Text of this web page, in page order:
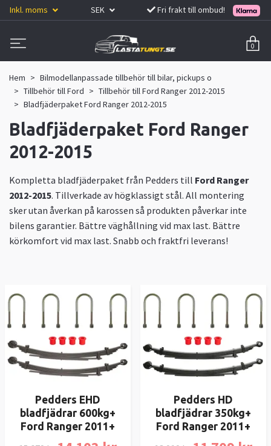
Inkl. moms SEK Fri frakt till ombud!
0
Hem
Bilmodellanpassade tillbehör till bilar, pickups o
Tillbehör till Ford
Tillbehör till Ford Ranger 2012-2015
Bladfjäderpaket Ford Ranger 2012-2015
Bladfjäderpaket Ford Ranger
2012-2015
Kompletta bladfjäderpaket från Pedders till Ford Ranger
2012-2015. Tillverkade av högklassigt stål. All montering
sker utan åverkan på karossen så produkten påverkar inte
bilens garantier. Bättre väghållning vid max last. Bättre
körkomfort vid max last. Snabb och fraktfri leverans!
Pedders EHD
bladfjädrar 600kg+
Ford Ranger 2011+
Pedders HD
bladfjädrar 350kg+
Ford Ranger 2011+